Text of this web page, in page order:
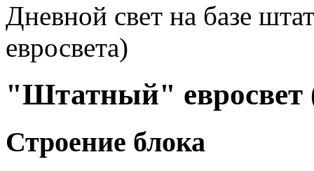
Дневной свет на базе
евросвета)
"Штатный" евросвет
Строение блока